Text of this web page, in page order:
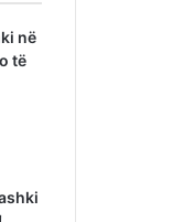
në
të